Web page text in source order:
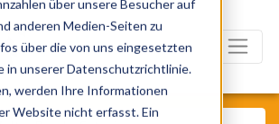
über unsere Besucher auf
anderen Medien-Seiten zu
über die von uns eingesetzten
in unserer Datenschutzrichtlinie.
werden Ihre Informationen
Website nicht erfasst. Ein
Was? Künstler, Zelte, Bands,